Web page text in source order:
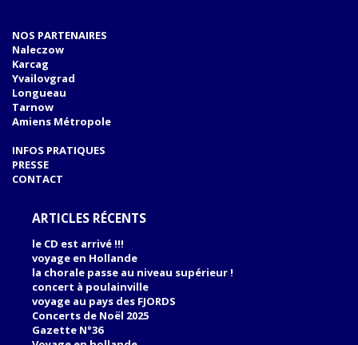
NOS PARTENAIRES
Naleczow
Karcag
Yvailovgrad
Longueau
Tarnow
Amiens Métropole
INFOS PRATIQUES
PRESSE
CONTACT
ARTICLES RÉCENTS
le CD est arrivé !!!
voyage en Hollande
la chorale passe au niveau supérieur !
concert à poulainville
voyage au pays des FJORDS
Concerts de Noël 2025
Gazette N°36